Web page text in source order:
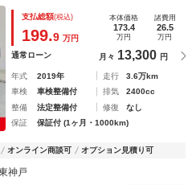
Ｂ端子・レーンキープ・パー
ｌｕｅｔｏｏｔｈオーディオ・
支払総額(税込)
199.9 万円
本体価格
173.4
万円
諸費用
26.5
万円
通常ローン 月々 13,300 円
年式 2019年 走行
3.6万km
車検
車検整備付 排気
2400cc
整備
法定整備付 修復
なし
保証
保証付 (1ヶ月・1000km)
オンライン商談可 オプション見積り可
神戸